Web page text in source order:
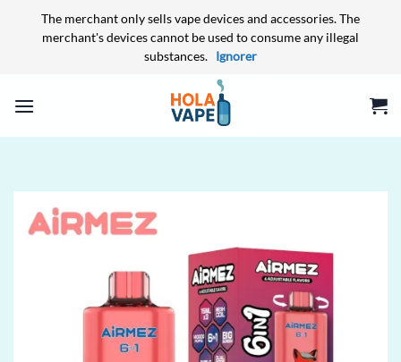
The merchant only sells vape devices and accessories. The
merchant's devices cannot be used to consume any illegal
substances. Ignorer